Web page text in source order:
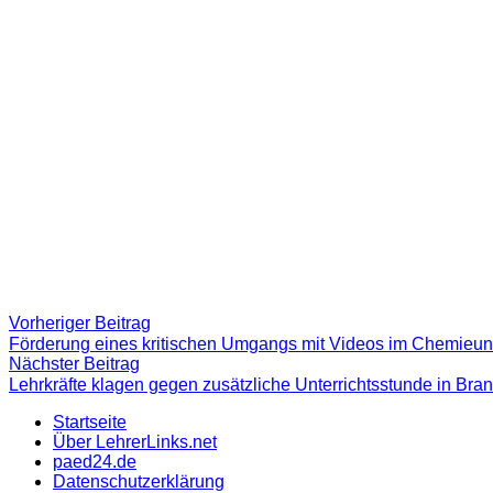
Beitragsnavigation
Vorheriger Beitrag
Beitrag:
Förderung eines kritischen Umgangs mit Videos im
Nächster Beitrag
Beitrag
Lehrkräfte klagen gegen zusätzliche Unterrichtsstunde in
Startseite
Über LehrerLinks.net
paed24.de
Datenschutzerklärung